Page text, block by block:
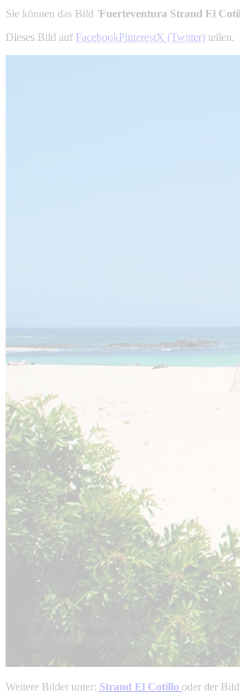
Sie können das Bild 'Fuerteventura Strand El
Dieses Bild auf FacebookPinterestX (Twitter) teilen.
Weitere Bilder unter: Strand El Cotillo oder der